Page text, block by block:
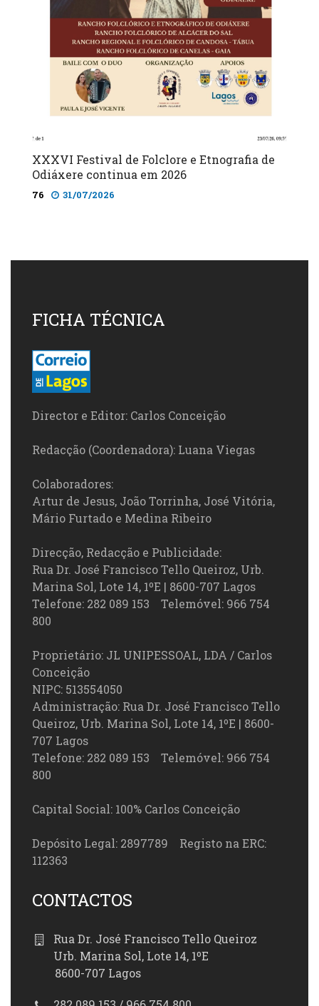
XXXVI Festival de Folclore e Etnografia de
Odiáxere continua em 2026
76 31/07/2026
FICHA TÉCNICA
Director e Editor: Carlos Conceição
Redacção (Coordenadora): Luana Viegas
Colaboradores:
Artur de Jesus, João Torrinha, José Vitória,
Mário Furtado e Medina Ribeiro
Direcção, Redacção e Publicidade:
Rua Dr. José Francisco Tello Queiroz, Urb.
Marina Sol, Lote 14, 1ºE | 8600-707 Lagos
Telefone: 282 089 153 Telemóvel: 966 754
800
Proprietário: JL UNIPESSOAL, LDA / Carlos
Conceição
NIPC: 513554050
Administração: Rua Dr. José Francisco Tello
Queiroz, Urb. Marina Sol, Lote 14, 1ºE | 8600-
707 Lagos
Telefone: 282 089 153 Telemóvel: 966 754
800
Capital Social: 100% Carlos Conceição
Depósito Legal: 2897789 Registo na ERC:
112363
CONTACTOS
Rua Dr. José Francisco Tello Queiroz
Urb. Marina Sol, Lote 14, 1ºE
8600-707 Lagos